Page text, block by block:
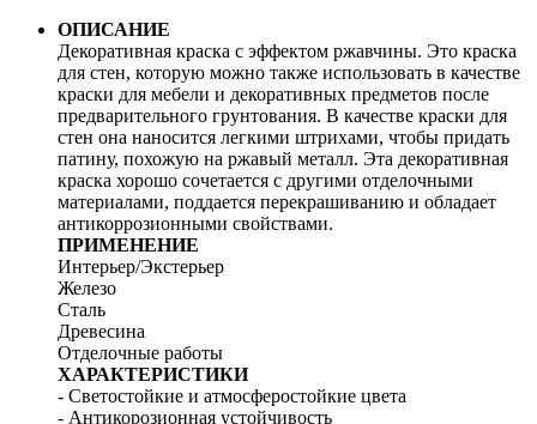
ОПИСАНИЕ
Декоративная краска с эффектом ржавчины. Это краска
для стен, которую можно также использовать в качестве
краски для мебели и декоративных предметов после
предварительного грунтования. В качестве краски для
стен она наносится легкими штрихами, чтобы придать
патину, похожую на ржавый металл. Эта декоративная
краска хорошо сочетается с другими отделочными
материалами, поддается перекрашиванию и обладает
антикоррозионными свойствами.
ПРИМЕНЕНИЕ
Интерьер/Экстерьер
Железо
Сталь
Древесина
Отделочные работы
ХАРАКТЕРИСТИКИ
- Светостойкие и атмосферостойкие цвета
- Антикорозионная устойчивость